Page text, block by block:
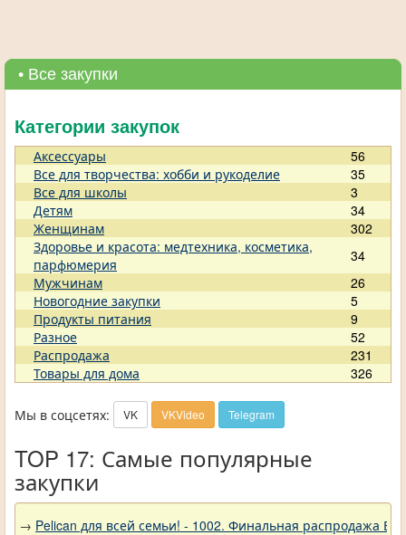
• Все закупки
Категории закупок
Аксессуары
56
Все для творчества: хобби и рукоделие
35
Все для школы
3
Детям
34
Женщинам
302
Здоровье и красота: медтехника, косметика,
парфюмерия
34
Мужчинам
26
Новогодние закупки
5
Продукты питания
9
Разное
52
Распродажа
231
Товары для дома
326
Мы в соцсетях: VK VKVideo Telegram
TOP 17: Самые популярные
закупки
→ Pelican для всей семьи! - 1002. Финальная распродажа